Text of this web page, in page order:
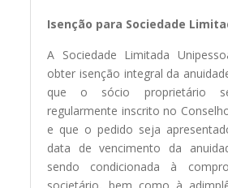
Isenção para Sociedade
A Sociedade Limitada
obter isenção integral da
que o sócio proprietário
regularmente inscrito no
e que o pedido seja
data de vencimento da
sendo condicionada à